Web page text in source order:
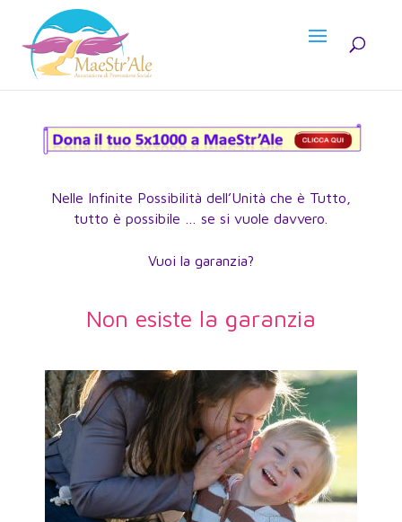
Nelle Infinite Possibilità dell’Unità che è Tutto,
tutto è possibile … se si vuole davvero.
Vuoi la garanzia?
Non esiste la garanzia